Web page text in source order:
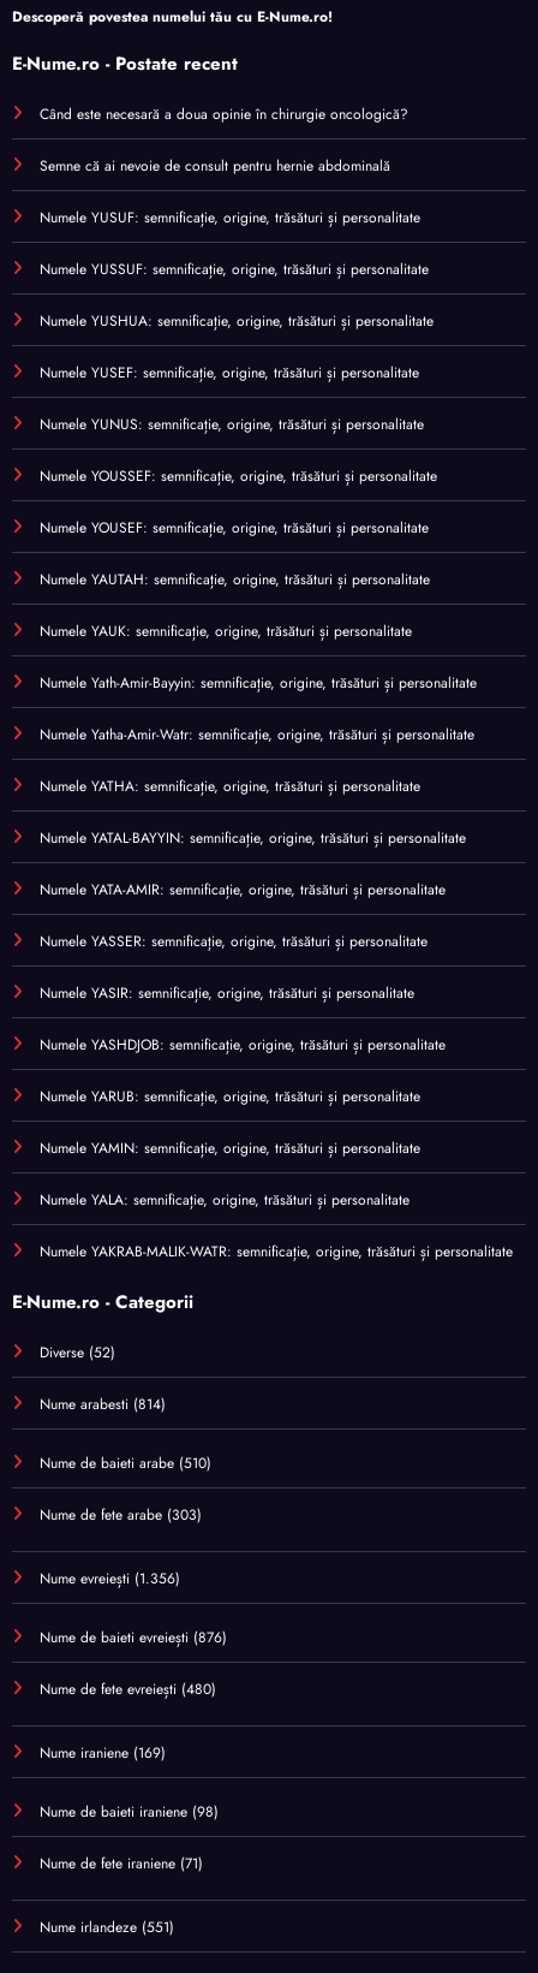
Descoperă povestea numelui tău cu E-Nume.ro!
E-Nume.ro - Postate recent
Când este necesară a doua opinie în chirurgie oncologică?
Semne că ai nevoie de consult pentru hernie abdominală
Numele YUSUF: semnificație, origine, trăsături și personalitate
Numele YUSSUF: semnificație, origine, trăsături și personalitate
Numele YUSHUA: semnificație, origine, trăsături și personalitate
Numele YUSEF: semnificație, origine, trăsături și personalitate
Numele YUNUS: semnificație, origine, trăsături și personalitate
Numele YOUSSEF: semnificație, origine, trăsături și personalitate
Numele YOUSEF: semnificație, origine, trăsături și personalitate
Numele YAUTAH: semnificație, origine, trăsături și personalitate
Numele YAUK: semnificație, origine, trăsături și personalitate
Numele Yath-Amir-Bayyin: semnificație, origine, trăsături și personalitate
Numele Yatha-Amir-Watr: semnificație, origine, trăsături și personalitate
Numele YATHA: semnificație, origine, trăsături și personalitate
Numele YATAL-BAYYIN: semnificație, origine, trăsături și personalitate
Numele YATA-AMIR: semnificație, origine, trăsături și personalitate
Numele YASSER: semnificație, origine, trăsături și personalitate
Numele YASIR: semnificație, origine, trăsături și personalitate
Numele YASHDJOB: semnificație, origine, trăsături și personalitate
Numele YARUB: semnificație, origine, trăsături și personalitate
Numele YAMIN: semnificație, origine, trăsături și personalitate
Numele YALA: semnificație, origine, trăsături și personalitate
Numele YAKRAB-MALIK-WATR: semnificație, origine, trăsături și personalitate
E-Nume.ro - Categorii
Diverse (52)
Nume arabesti (814)
Nume de baieti arabe (510)
Nume de fete arabe (303)
Nume evreiești (1.356)
Nume de baieti evreiești (876)
Nume de fete evreiești (480)
Nume iraniene (169)
Nume de baieti iraniene (98)
Nume de fete iraniene (71)
Nume irlandeze (551)